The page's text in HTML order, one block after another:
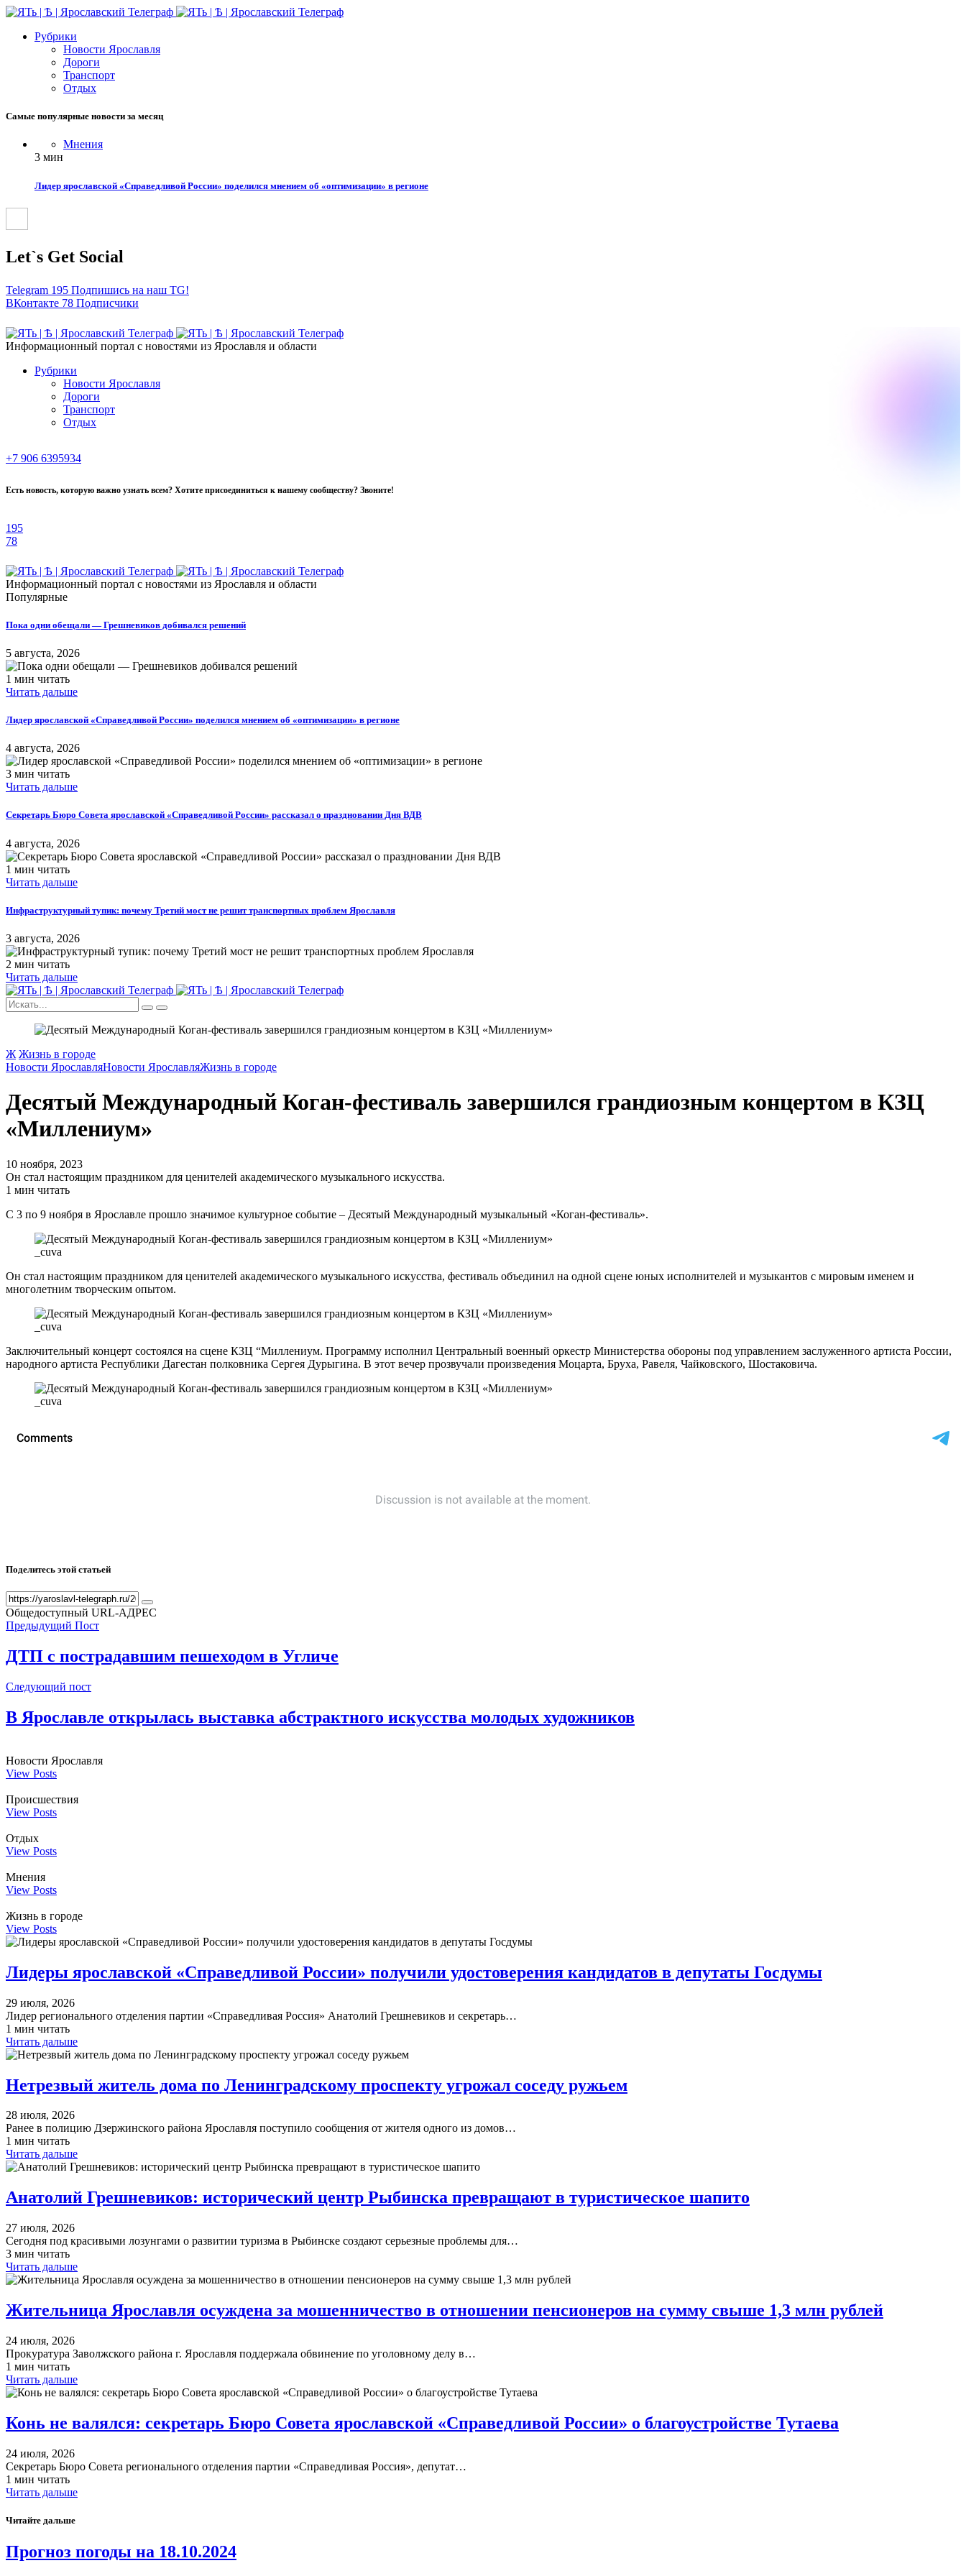
Рубрики
Новости Ярославля
Дороги
Транспорт
Отдых
Самые популярные новости за месяц
Мнения
3 мин
Лидер ярославской «Справедливой России» поделился мнением об «оптимизации» в регионе
Let`s Get Social
Telegram 195 Подпишись на наш TG!
ВКонтакте 78 Подписчики
Информационный портал с новостями из Ярославля и области
Рубрики
Новости Ярославля
Дороги
Транспорт
Отдых
+7 906 6395934
Есть новость, которую важно узнать всем? Хотите присоединиться к нашему сообществу? Звоните!
195
78
Информационный портал с новостями из Ярославля и области
Популярные
Пока одни обещали — Грешневиков добивался решений
5 августа, 2026
1 мин читать
Читать дальше
Лидер ярославской «Справедливой России» поделился мнением об «оптимизации» в регионе
4 августа, 2026
3 мин читать
Читать дальше
Секретарь Бюро Совета ярославской «Справедливой России» рассказал о праздновании Дня ВДВ
4 августа, 2026
1 мин читать
Читать дальше
Инфраструктурный тупик: почему Третий мост не решит транспортных проблем Ярославля
3 августа, 2026
2 мин читать
Читать дальше
Ж Жизнь в городе
Новости ЯрославляНовости ЯрославляЖизнь в городе
Десятый Международный Коган-фестиваль завершился грандиозным концертом в КЗЦ
«Миллениум»
10 ноября, 2023
Он стал настоящим праздником для ценителей академического музыкального искусства.
1 мин читать
С 3 по 9 ноября в Ярославле прошло значимое культурное событие – Десятый Международный музыкальный «Коган-фестиваль».
_cuva
Он стал настоящим праздником для ценителей академического музыкального искусства, фестиваль объединил на одной сцене юных исполнителей и музыкантов с мировым именем и
многолетним творческим опытом.
_cuva
Заключительный концерт состоялся на сцене КЗЦ “Миллениум. Программу исполнил Центральный военный оркестр Министерства обороны под управлением заслуженного артиста России,
народного артиста Республики Дагестан полковника Сергея Дурыгина. В этот вечер прозвучали произведения Моцарта, Бруха, Равеля, Чайковского, Шостаковича.
_cuva
Поделитесь этой статьей
Общедоступный URL-АДРЕС
Предыдущий Пост
ДТП с пострадавшим пешеходом в Угличе
Следующий пост
В Ярославле открылась выставка абстрактного искусства молодых художников
Новости Ярославля
View Posts
Происшествия
View Posts
Отдых
View Posts
Мнения
View Posts
Жизнь в городе
View Posts
Лидеры ярославской «Справедливой России» получили удостоверения кандидатов в депутаты Госдумы
29 июля, 2026
Лидер регионального отделения партии «Справедливая Россия» Анатолий Грешневиков и секретарь…
1 мин читать
Читать дальше
Нетрезвый житель дома по Ленинградскому проспекту угрожал соседу ружьем
28 июля, 2026
Ранее в полицию Дзержинского района Ярославля поступило сообщения от жителя одного из домов…
1 мин читать
Читать дальше
Анатолий Грешневиков: исторический центр Рыбинска превращают в туристическое шапито
27 июля, 2026
Сегодня под красивыми лозунгами о развитии туризма в Рыбинске создают серьезные проблемы для…
3 мин читать
Читать дальше
Жительница Ярославля осуждена за мошенничество в отношении пенсионеров на сумму свыше 1,3 млн рублей
24 июля, 2026
Прокуратура Заволжского района г. Ярославля поддержала обвинение по уголовному делу в…
1 мин читать
Читать дальше
Конь не валялся: секретарь Бюро Совета ярославской «Справедливой России» о благоустройстве Тутаева
24 июля, 2026
Секретарь Бюро Совета регионального отделения партии «Справедливая Россия», депутат…
1 мин читать
Читать дальше
Читайте дальше
Прогноз погоды на 18.10.2024